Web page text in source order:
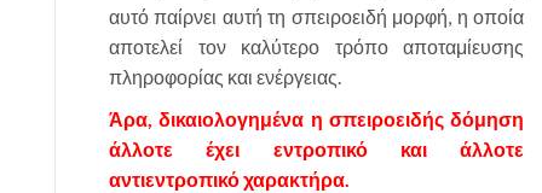
αυτό παίρνει αυτή τη σπειροειδή μορφή, η οποία
αποτελεί τον καλύτερο τρόπο αποταμίευσης
πληροφορίας και ενέργειας.
Άρα, δικαιολογημένα η σπειροειδής δόμηση
άλλοτε έχει εντροπικό και άλλοτε
αντιεντροπικό χαρακτήρα.